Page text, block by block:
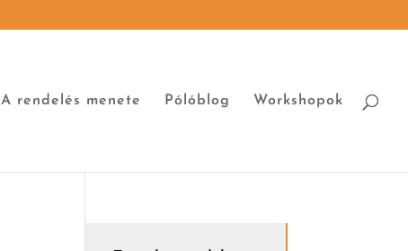
A rendelés menete Pólóblog Workshopok